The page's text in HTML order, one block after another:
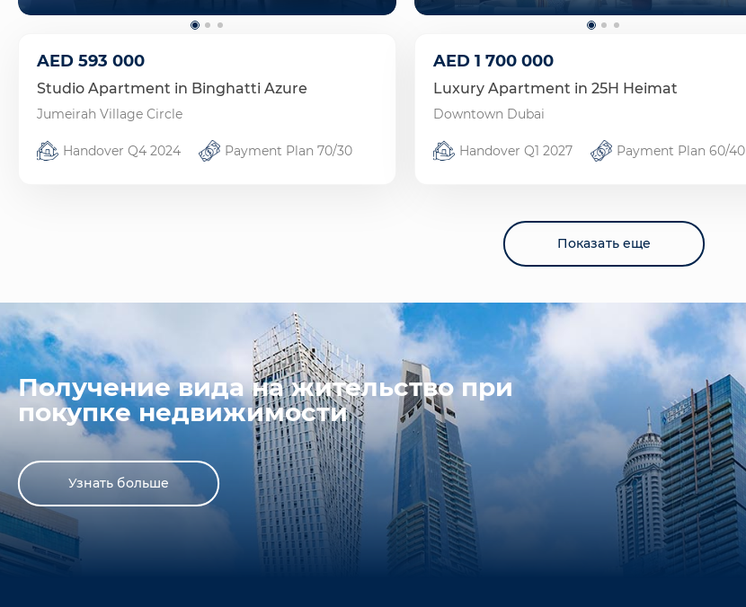
AED 593 000
Studio Apartment in Binghatti Azure
Jumeirah Village Circle
Handover Q4 2024 Payment Plan 70/30
AED1 700 000
Luxury Apartment in 25H Heimat
Downtown Dubai
Handover Q1 2027 Payment Plan 60/40
Показать еще
Получение вида на жительство при
покупке недвижимости
Узнать больше